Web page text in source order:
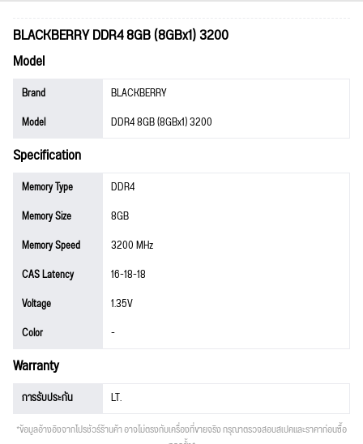
BLACKBERRY DDR4 8GB (8GBx1) 3200
Model
Brand
BLACKBERRY
Model
DDR4 8GB (8GBx1) 3200
Specification
Memory Type
DDR4
Memory Size
8GB
Memory Speed
3200 MHz
CAS Latency
16-18-18
Voltage
1.35V
Color
-
Warranty
การรับประกัน LT.
*ข้อมูลอ้างอิงจากโปรชัวร์ร้านค้า อาจไม่ตรงกับเครื่องที่ขายจริง กรุณาตรวจสอบสเปคและราคาก่อนซื้อ